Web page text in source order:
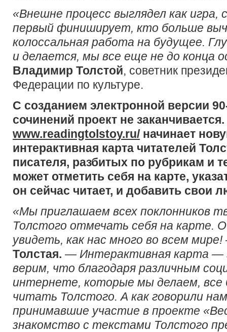
«Внешне процесс выглядел как игра,
первый финиширует, кто больше
колоссальная работа на будущее.
и делается, мы все еще не до конца
Владимир Толстой, советник
Федерации по культуре.
С созданием электронной версии
сочинений проект не
www.readingtolstoy.ru/ начинает
интерактивная карта читателей
писателя, разбитых по рубрикам и
может отметить себя на карте,
он сейчас читает, и добавить свои
«Мы приглашаем всех поклонников
Толстого отмечать себя на карте.
увидеть, как нас много во всем мире!
Толстая. — Интерактивная карта —
верим, что благодаря различным
интернете, которые мы делаем, все
читать Толстого. А как говорили
принимавшие участие в проекте
знакомство с текстами Толстого